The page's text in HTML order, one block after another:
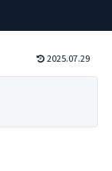
2025.07.29